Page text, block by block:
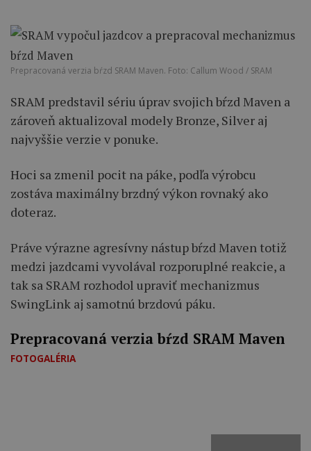
Prepracovaná verzia bŕzd SRAM Maven. Foto: Callum Wood / SRAM
SRAM predstavil sériu úprav svojich bŕzd Maven a
zároveň aktualizoval modely Bronze, Silver aj
najvyššie verzie v ponuke.
Hoci sa zmenil pocit na páke, podľa výrobcu
zostáva maximálny brzdný výkon rovnaký ako
doteraz.
Práve výrazne agresívny nástup bŕzd Maven totiž
medzi jazdcami vyvolával rozporuplné reakcie, a
tak sa SRAM rozhodol upraviť mechanizmus
SwingLink aj samotnú brzdovú páku.
Prepracovaná verzia bŕzd SRAM Maven
FOTOGALÉRIA